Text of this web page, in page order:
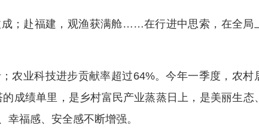
；赴福建，观渔获满舱……在行进中思索，在全局
农业科技进步贡献率超过64%。今年一季度，农村
成绩单里，是乡村富民产业蒸蒸日上，是美丽生态
福感、安全感不断增强。